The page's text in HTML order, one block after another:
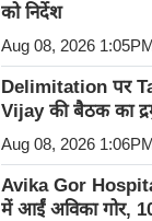
को निर्देश
Aug 08, 2026
Delimitation पर
Vijay की बैठक का
Aug 08, 2026
Avika Gor
में आईं अविका गोर,